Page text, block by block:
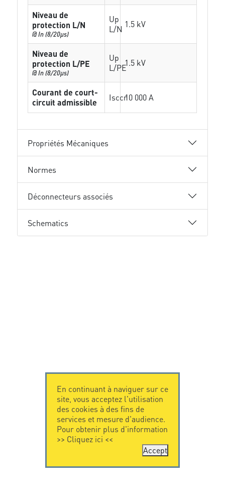
Niveau de
protection L/N
@ In (8/20µs)
Up
L/N 1.5 kV
Niveau de
protection L/PE
@ In (8/20µs)
Up
L/PE1.5 kV
Courant de court-
circuit admissible
Isccr10 000 A
Propriétés Mécaniques
Normes
Déconnecteurs associés
Schematics
En continuant à naviguer sur ce
site, vous acceptez l'utilisation
des cookies à des fins de
services et mesure d'audience.
Pour obtenir plus d'information
>> Cliquez ici <<
Accept